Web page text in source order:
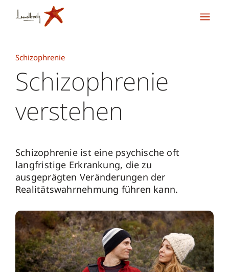
Schizophrenie
Schizophrenie
verstehen
Schizophrenie ist eine psychische oft
langfristige Erkrankung, die zu
ausgeprägten Veränderungen der
Realitätswahrnehmung führen kann.